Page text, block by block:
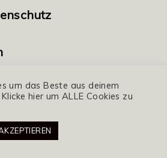
Fotografie
um das Beste aus deinem
hier um ALLE Cookies zu